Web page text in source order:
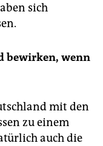
sich
bewirken, wenn
mit den
zu einem
auch die